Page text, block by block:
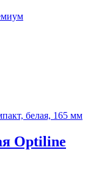
Optiline